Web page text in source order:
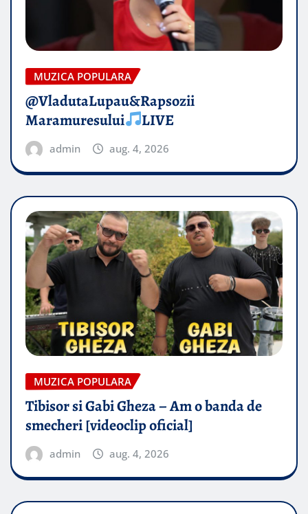
MUZICA POPULARA
@VladutaLupau&Rapsozii
Maramuresului
LIVE
admin aug. 4, 2026
MUZICA POPULARA
Tibisor si Gabi Gheza – Am o banda de
smecheri [videoclip oficial]
admin aug. 4, 2026